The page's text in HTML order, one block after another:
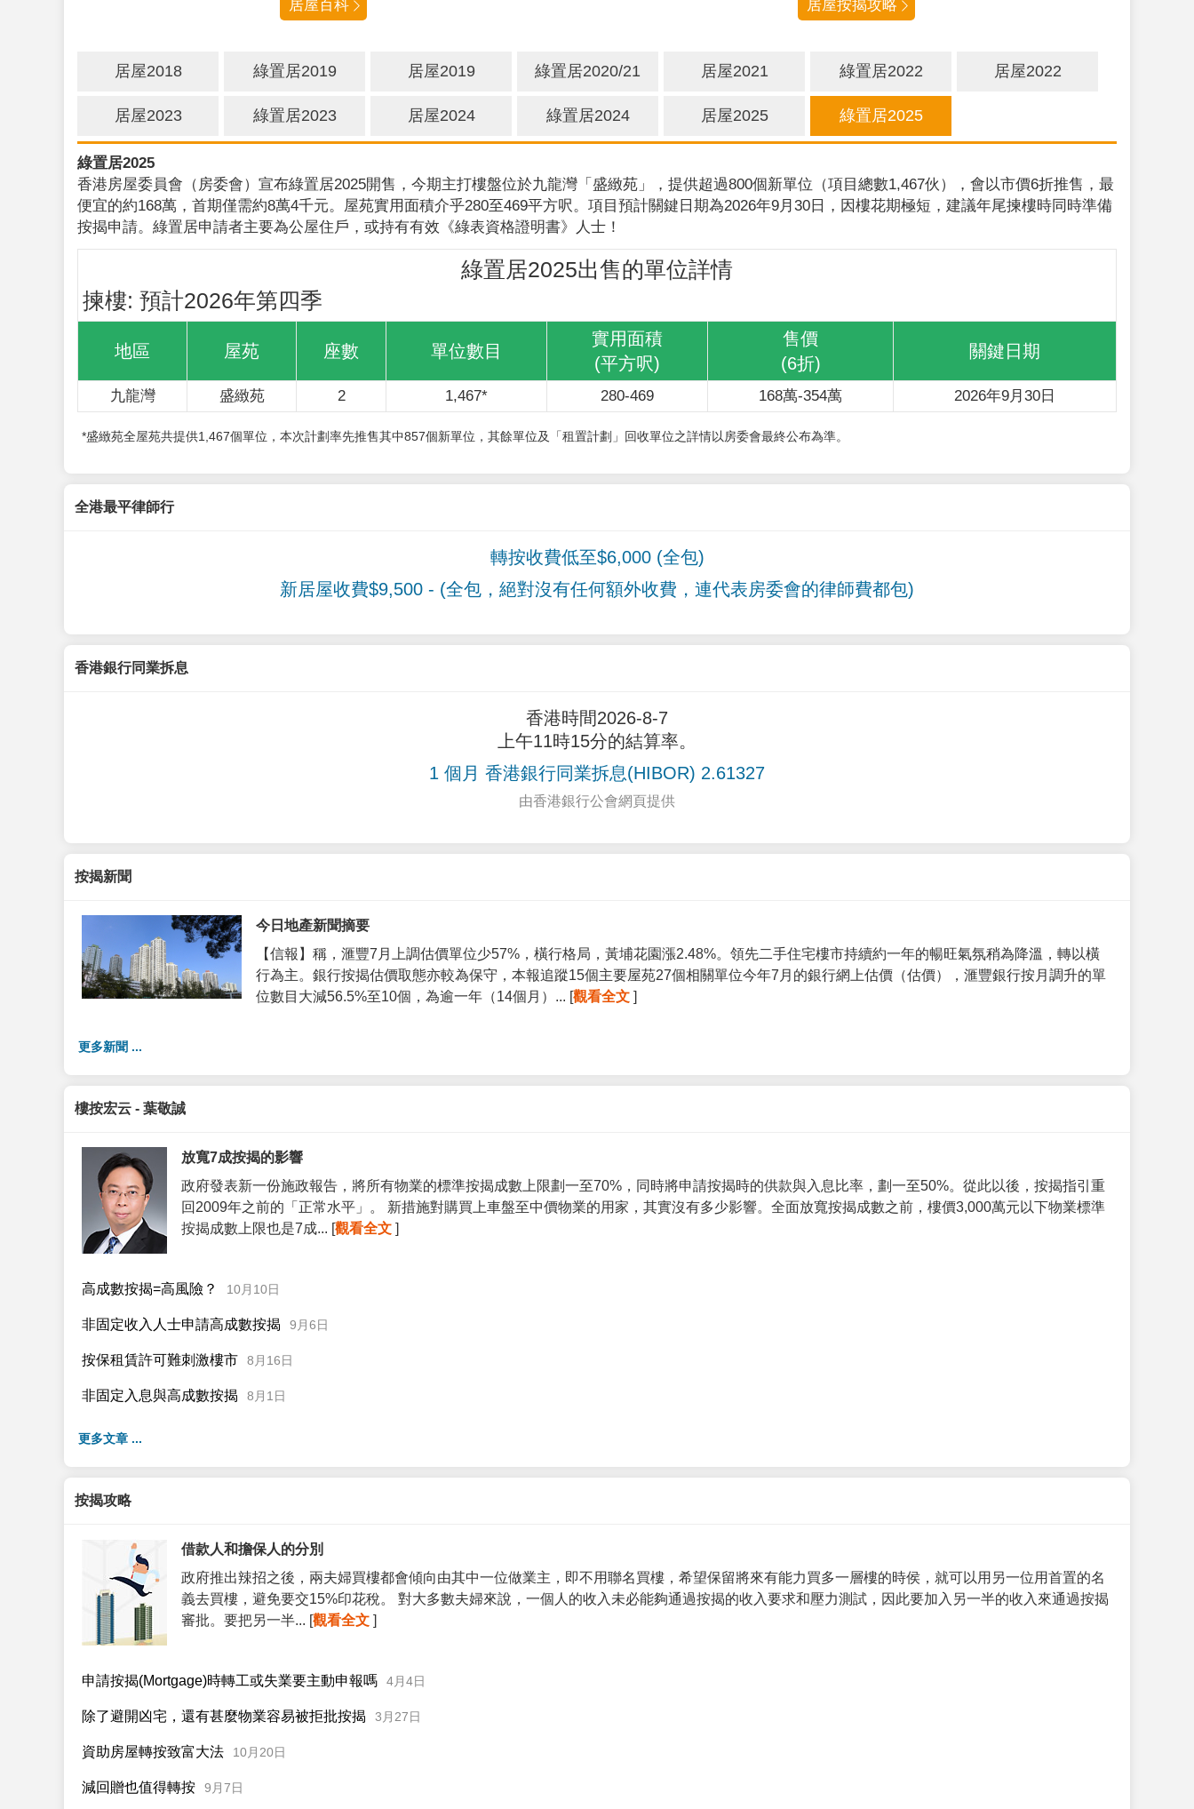
居屋百科 居屋按揭攻略
居屋2018 綠置居2019 居屋2019 綠置居2020/21 居屋2021 綠置居2022 居屋2022
居屋2023 綠置居2023 居屋2024 綠置居2024 居屋2025 綠置居2025
綠置居2025
香港房屋委員會（房委會）宣布綠置居2025開售，今期主打樓盤位於九龍灣「盛緻苑」，提供超過800個新單位（項目總數1,467伙），會以市價6折推售，最
便宜的約168萬，首期僅需約8萬4千元。屋苑實用面積介乎280至469平方呎。項目預計關鍵日期為2026年9月30日，因樓花期極短，建議年尾揀樓時同時準備
按揭申請。綠置居申請者主要為公屋住戶，或持有有效《綠表資格證明書》人士！
綠置居2025出售的單位詳情
揀樓: 預計2026年第四季
地區 屋苑 座數 單位數目
實用面積
(平方呎)
售價
(6折)
關鍵日期
九龍灣 盛緻苑 2 1,467* 280-469 168萬-354萬 2026年9月30日
*盛緻苑全屋苑共提供1,467個單位，本次計劃率先推售其中857個新單位，其餘單位及「租置計劃」回收單位之詳情以房委會最終公布為準。
全港最平律師行
轉按收費低至$6,000 (全包)
新居屋收費$9,500 - (全包，絕對沒有任何額外收費，連代表房委會的律師費都包)
香港銀行同業拆息
香港時間2026-8-7
上午11時15分的結算率。
1 個月 香港銀行同業拆息(HIBOR) 2.61327
由香港銀行公會網頁提供
按揭新聞
今日地產新聞摘要
【信報】稱，滙豐7月上調估價單位少57%，橫行格局，黃埔花園漲2.48%。領先二手住宅樓市持續約一年的暢旺氣氛稍為降溫，轉以橫
行為主。銀行按揭估價取態亦較為保守，本報追蹤15個主要屋苑27個相關單位今年7月的銀行網上估價（估價），滙豐銀行按月調升的單
位數目大減56.5%至10個，為逾一年（14個月）... [觀看全文 ]
更多新聞 ...
樓按宏云 - 葉敬誠
放寬7成按揭的影響
政府發表新一份施政報告，將所有物業的標準按揭成數上限劃一至70%，同時將申請按揭時的供款與入息比率，劃一至50%。從此以後，按揭指引重
回2009年之前的「正常水平」。 新措施對購買上車盤至中價物業的用家，其實沒有多少影響。全面放寬按揭成數之前，樓價3,000萬元以下物業標準
按揭成數上限也是7成... [觀看全文 ]
高成數按揭=高風險？ 10月10日
非固定收入人士申請高成數按揭 9月6日
按保租賃許可難刺激樓市 8月16日
非固定入息與高成數按揭 8月1日
更多文章 ...
按揭攻略
借款人和擔保人的分別
政府推出辣招之後，兩夫婦買樓都會傾向由其中一位做業主，即不用聯名買樓，希望保留將來有能力買多一層樓的時侯，就可以用另一位用首置的名
義去買樓，避免要交15%印花稅。 對大多數夫婦來說，一個人的收入未必能夠通過按揭的收入要求和壓力測試，因此要加入另一半的收入來通過按揭
審批。要把另一半... [觀看全文 ]
申請按揭(Mortgage)時轉工或失業要主動申報嗎 4月4日
除了避開凶宅，還有甚麼物業容易被拒批按揭 3月27日
資助房屋轉按致富大法 10月20日
減回贈也值得轉按 9月7日